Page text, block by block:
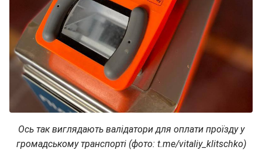
Ось так виглядають валідатори для оплати проїзду у
громадському транспорті (фото: t.me/vitaliy_klitschko)